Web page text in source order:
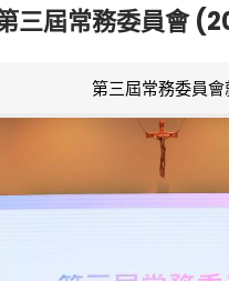
三屆常務委員會
第三屆常務委員會